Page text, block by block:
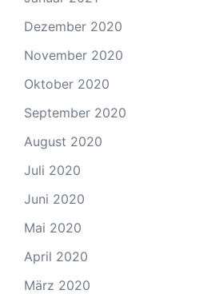
Dezember 2020
November 2020
Oktober 2020
September 2020
August 2020
Juli 2020
Juni 2020
Mai 2020
April 2020
März 2020